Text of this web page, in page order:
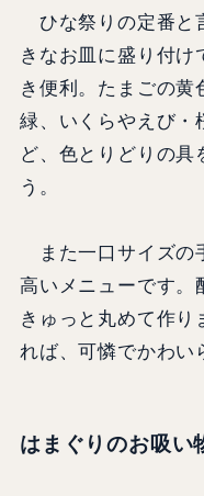
ひな祭りの定番と
きなお皿に盛り付
き便利。たまごの黄
緑、いくらやえび・
ど、色とりどりの具
う。
また一口サイズの
高いメニューです。
きゅっと丸めて作り
れば、可憐でかわい
はまぐりのお吸い